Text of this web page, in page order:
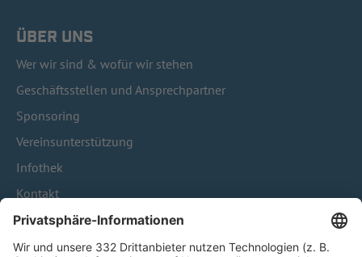
ÜBER UNS
Wer wir sind & wofür wir stehen
Geschäftsstellen und Ansprechpartner
Sponsoring
Vereinsunterstützung
Infothek
Kontakt
HÄUFIG BESUCHTE SEITEN